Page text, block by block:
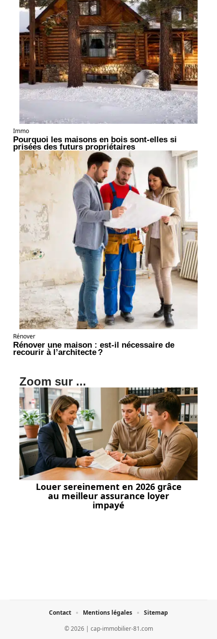
Immo
Pourquoi les maisons en bois sont-elles si
prisées des futurs propriétaires
Rénover
Rénover une maison : est-il nécessaire de
recourir à l’architecte ?
Zoom sur ...
Louer sereinement en 2026 grâce
au meilleur assurance loyer
impayé
© 2026 | cap-immobilier-81.com
Contact Mentions légales Sitemap